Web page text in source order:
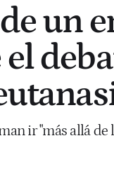
un
ir "más allá de